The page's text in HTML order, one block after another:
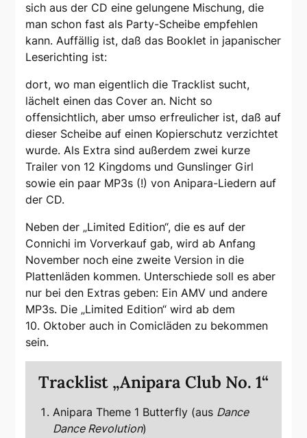
sich aus der CD eine gelungene Mischung, die
man schon fast als Party-Scheibe empfehlen
kann. Auffällig ist, daß das Booklet in japanischer
Leserichting ist:
dort, wo man eigentlich die Tracklist sucht,
lächelt einen das Cover an. Nicht so
offensichtlich, aber umso erfreulicher ist, daß auf
dieser Scheibe auf einen Kopierschutz verzichtet
wurde. Als Extra sind außerdem zwei kurze
Trailer von 12 Kingdoms und Gunslinger Girl
sowie ein paar MP3s (!) von Anipara-Liedern auf
der CD.
Neben der „Limited Edition“, die es auf der
Connichi im Vorverkauf gab, wird ab Anfang
November noch eine zweite Version in die
Plattenläden kommen. Unterschiede soll es aber
nur bei den Extras geben: Ein AMV und andere
MP3s. Die „Limited Edition“ wird ab dem
10. Oktober auch in Comicläden zu bekommen
sein.
Tracklist „Anipara Club No. 1“
Anipara Theme 1 Butterfly (aus Dance
Dance Revolution)